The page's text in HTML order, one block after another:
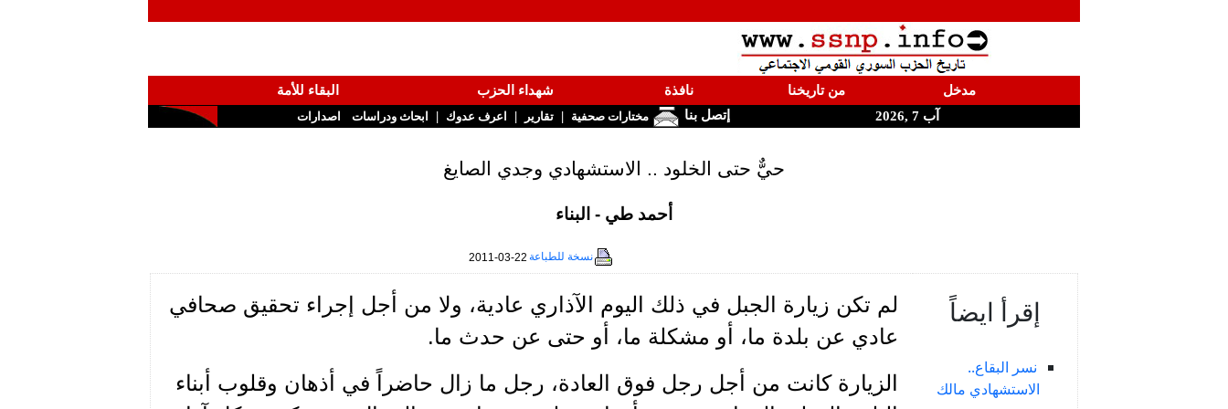
مدخل من تاريخنا نافذة شهداء الحزب
البقاء للأمة
آب 7 ,2026
إتصل بنا مختارات صحفية | تقارير | اعرف عدوك | ابحاث ودراسات اصدارات
حيٌّ حتى الخلود .. الاستشهادي وجدي الصايغ
أحمد طي - البناء
نسخة للطباعة 2011-03-22
إقرأ ايضاً
نسر البقاع..
الاستشهادي مالك
لم تكن زيارة الجبل في ذلك اليوم الآذاري عادية، ولا من أجل إجراء تحقيق صحافي
عادي عن بلدة ما، أو مشكلة ما، أو حتى عن حدث ما.
الزيارة كانت من أجل رجل فوق العادة، رجل ما زال حاضراً في أذهان وقلوب أبناء